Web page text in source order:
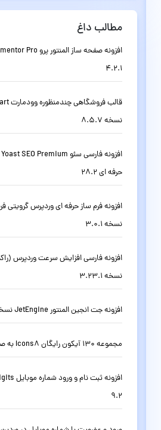
مطالب داغ
4.2.1
نسخه 8.5.7
حرفه ای 28.2
نسخه 3.0.1
نسخه 3.23.1
افزونه جت انجین المنتور JetEngine نسخه 3.8.13.2
مجموعه 130 آیکون رایگان Icons8 به صورت SVG
9.2